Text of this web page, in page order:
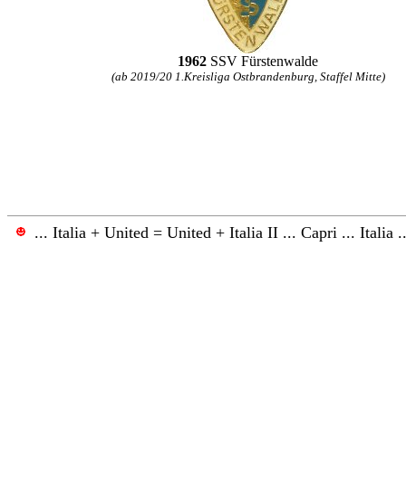
1962 SSV Fürstenwalde
(ab 2019/20 1.Kreisliga Ostbrandenburg, Staffel Mitte)
... Italia + United = United + Italia II ... Capri ... Italia